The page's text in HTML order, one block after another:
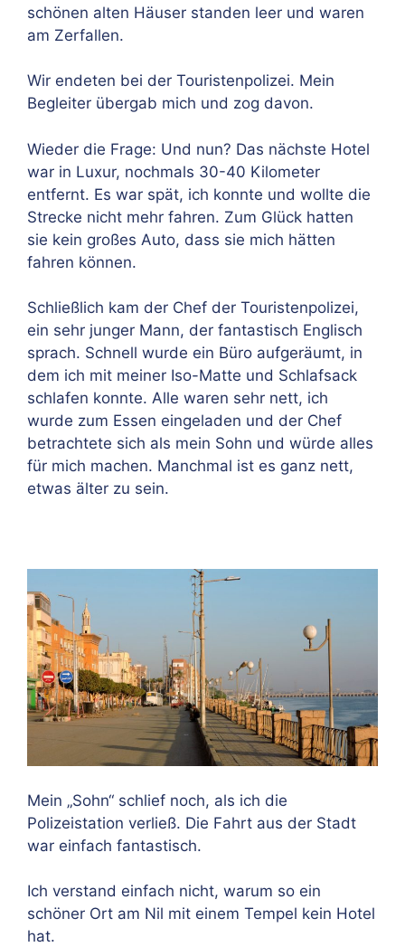
schönen alten Häuser standen leer und waren
am Zerfallen.
Wir endeten bei der Touristenpolizei. Mein
Begleiter übergab mich und zog davon.
Wieder die Frage: Und nun? Das nächste Hotel
war in Luxur, nochmals 30-40 Kilometer
entfernt. Es war spät, ich konnte und wollte die
Strecke nicht mehr fahren. Zum Glück hatten
sie kein großes Auto, dass sie mich hätten
fahren können.
Schließlich kam der Chef der Touristenpolizei,
ein sehr junger Mann, der fantastisch Englisch
sprach. Schnell wurde ein Büro aufgeräumt, in
dem ich mit meiner Iso-Matte und Schlafsack
schlafen konnte. Alle waren sehr nett, ich
wurde zum Essen eingeladen und der Chef
betrachtete sich als mein Sohn und würde alles
für mich machen. Manchmal ist es ganz nett,
etwas älter zu sein.
Mein „Sohn“ schlief noch, als ich die
Polizeistation verließ. Die Fahrt aus der Stadt
war einfach fantastisch.
Ich verstand einfach nicht, warum so ein
schöner Ort am Nil mit einem Tempel kein Hotel
hat.